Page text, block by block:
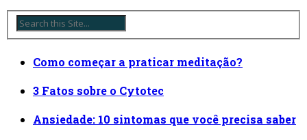
Como começar a praticar meditação?
3 Fatos sobre o Cytotec
Ansiedade: 10 sintomas que você precisa saber